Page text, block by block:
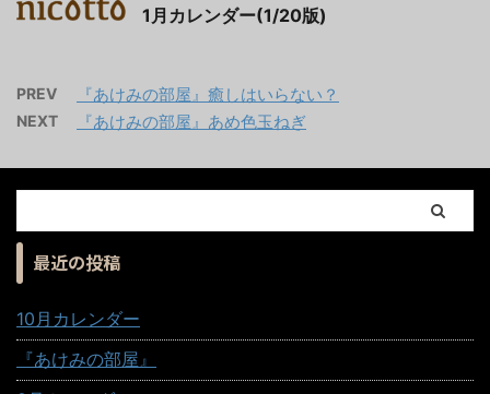
1月カレンダー(1/20版)
PREV 『あけみの部屋』癒しはいらない？
NEXT 『あけみの部屋』あめ色玉ねぎ
最近の投稿
10月カレンダー
『あけみの部屋』